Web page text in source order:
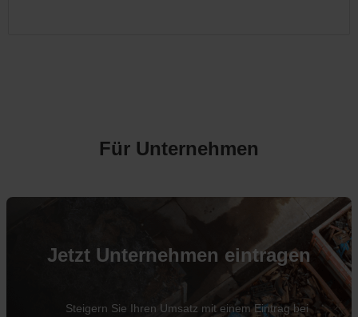
Für Unternehmen
Jetzt Unternehmen eintragen
Steigern Sie Ihren Umsatz mit einem Eintrag bei